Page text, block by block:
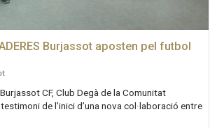
Burjassot aposten pel futbol
CF, Club Degà de la Comunitat
de l’inici d’una nova col·laboració entre